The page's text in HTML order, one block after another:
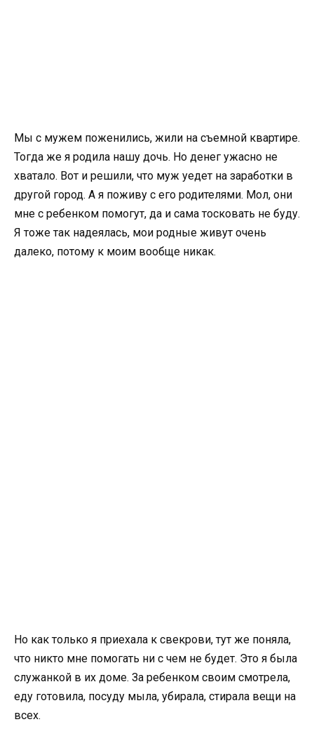
Мы с мужем поженились, жили на съемной квартире.
Тогда же я родила нашу дочь. Но денег ужасно не
хватало. Вот и решили, что муж уедет на заработки в
другой город. А я поживу с его родителями. Мол, они
мне с ребенком помогут, да и сама тосковать не буду.
Я тоже так надеялась, мои родные живут очень
далеко, потому к моим вообще никак.
Но как только я приехала к свекрови, тут же поняла,
что никто мне помогать ни с чем не будет. Это я была
служанкой в их доме. За ребенком своим смотрела,
еду готовила, посуду мыла, убирала, стирала вещи на
всех.